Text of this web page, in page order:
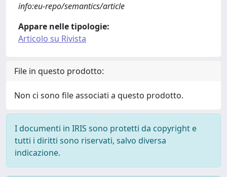
info:eu-repo/semantics/article
Appare nelle tipologie:
Articolo su Rivista
File in questo prodotto:
Non ci sono file associati a questo prodotto.
I documenti in IRIS sono protetti da copyright e
tutti i diritti sono riservati, salvo diversa
indicazione.